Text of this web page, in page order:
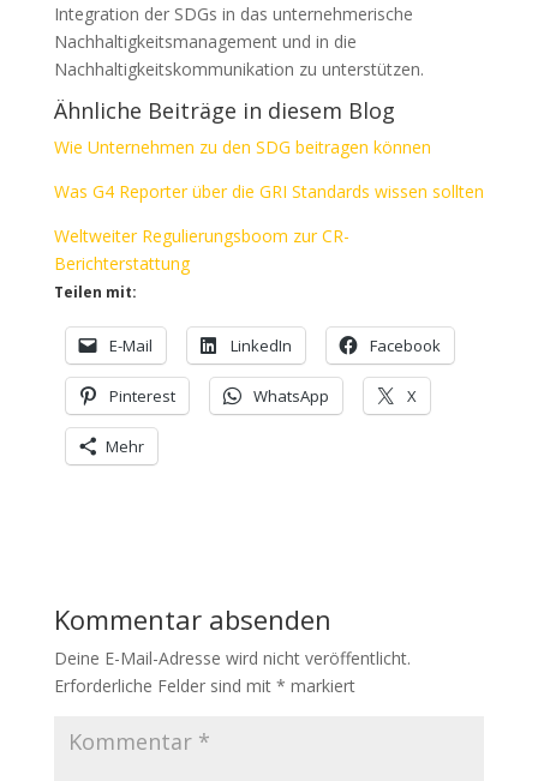
Integration der SDGs in das unternehmerische
Nachhaltigkeitsmanagement und in die
Nachhaltigkeitskommunikation zu unterstützen.
Ähnliche Beiträge in diesem Blog
Wie Unternehmen zu den SDG beitragen können
Was G4 Reporter über die GRI Standards wissen sollten
Weltweiter Regulierungsboom zur CR-
Berichterstattung
Teilen mit:
E-Mail LinkedIn Facebook
Pinterest WhatsApp X
Mehr
Kommentar absenden
Deine E-Mail-Adresse wird nicht veröffentlicht.
Erforderliche Felder sind mit * markiert